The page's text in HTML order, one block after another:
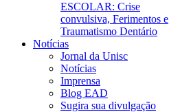
ESCOLAR: Crise
convulsiva, Ferimentos e
Traumatismo Dentário
Notícias
Jornal da Unisc
Notícias
Imprensa
Blog EAD
Sugira sua divulgação